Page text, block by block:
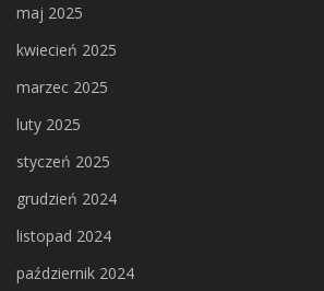
maj 2025
kwiecień 2025
marzec 2025
luty 2025
styczeń 2025
grudzień 2024
listopad 2024
październik 2024